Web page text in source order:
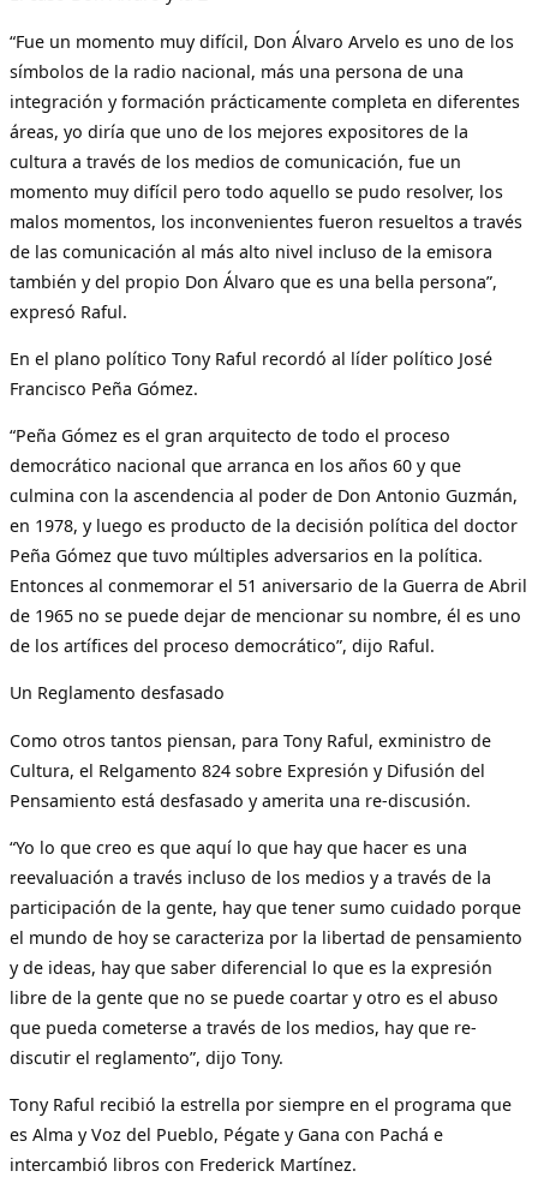
“Fue un momento muy difícil, Don Álvaro Arvelo es uno de los
símbolos de la radio nacional, más una persona de una
integración y formación prácticamente completa en diferentes
áreas, yo diría que uno de los mejores expositores de la
cultura a través de los medios de comunicación, fue un
momento muy difícil pero todo aquello se pudo resolver, los
malos momentos, los inconvenientes fueron resueltos a través
de las comunicación al más alto nivel incluso de la emisora
también y del propio Don Álvaro que es una bella persona”,
expresó Raful.
En el plano político Tony Raful recordó al líder político José
Francisco Peña Gómez.
“Peña Gómez es el gran arquitecto de todo el proceso
democrático nacional que arranca en los años 60 y que
culmina con la ascendencia al poder de Don Antonio Guzmán,
en 1978, y luego es producto de la decisión política del doctor
Peña Gómez que tuvo múltiples adversarios en la política.
Entonces al conmemorar el 51 aniversario de la Guerra de Abril
de 1965 no se puede dejar de mencionar su nombre, él es uno
de los artífices del proceso democrático”, dijo Raful.
Un Reglamento desfasado
Como otros tantos piensan, para Tony Raful, exministro de
Cultura, el Relgamento 824 sobre Expresión y Difusión del
Pensamiento está desfasado y amerita una re-discusión.
“Yo lo que creo es que aquí lo que hay que hacer es una
reevaluación a través incluso de los medios y a través de la
participación de la gente, hay que tener sumo cuidado porque
el mundo de hoy se caracteriza por la libertad de pensamiento
y de ideas, hay que saber diferencial lo que es la expresión
libre de la gente que no se puede coartar y otro es el abuso
que pueda cometerse a través de los medios, hay que re-
discutir el reglamento”, dijo Tony.
Tony Raful recibió la estrella por siempre en el programa que
es Alma y Voz del Pueblo, Pégate y Gana con Pachá e
intercambió libros con Frederick Martínez.